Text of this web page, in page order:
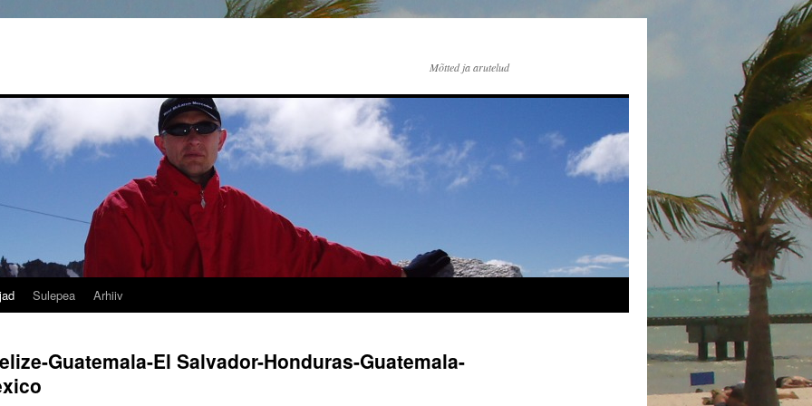
Mõtted ja arutelud
Sulepea Arhiiv
Guatemala-El Salvador-Honduras-Guatemala-